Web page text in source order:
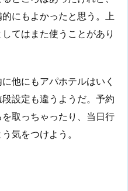
にもよかったと思う。上
てはまた使うことがあり
他にもアパホテルはいく
設定も違うようだ。予約
取っちゃったり、当日行
気をつけよう。